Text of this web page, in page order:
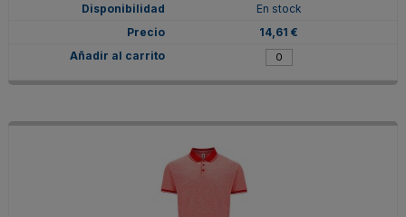
En stock
14,61 €